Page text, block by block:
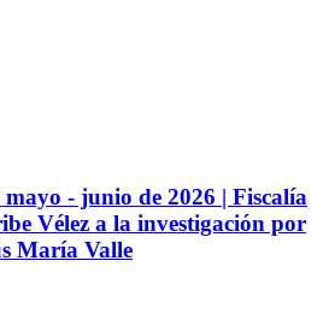
- junio de 2026 | Fiscalía
Vélez a la investigación por
María Valle